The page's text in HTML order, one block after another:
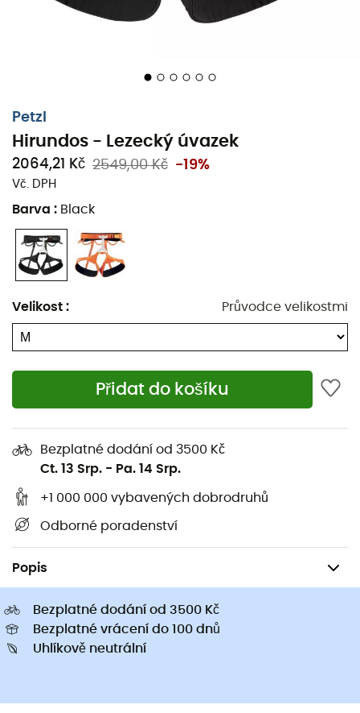
Petzl
Hirundos - Lezecký úvazek
2064,21 Kč 2549,00 Kč -19%
Vč. DPH
Barva : Black
Velikost : Průvodce velikostmi
Přidat do košíku
Bezplatné dodání od 3500 Kč
Ct. 13 Srp. - Pa. 14 Srp.
+1 000 000 vybavených dobrodruhů
Odborné poradenství
Popis
Whisper - Lezecký úvazek Fusible Pour Canyon
Oblíbené stránky Z druhé ruky
1212,17 Kč 2039,00 Kč -40%
Black Diamond
Lezecké Lezecký úvazky Horolezecké úvazky pánské
Bezplatné dodání od 3500 Kč
Bezplatné vrácení do 100 dnů
Uhlíkově neutrální